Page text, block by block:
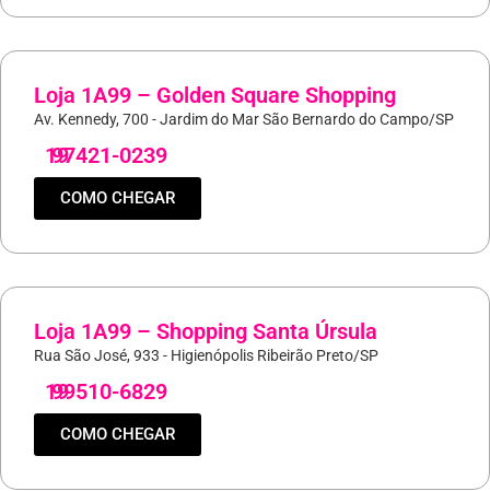
Loja 1A99 – Golden Square Shopping
Av. Kennedy, 700 - Jardim do Mar São Bernardo do Campo/SP
19
97421-0239
COMO CHEGAR
Loja 1A99 – Shopping Santa Úrsula
Rua São José, 933 - Higienópolis Ribeirão Preto/SP
19
99510-6829
COMO CHEGAR